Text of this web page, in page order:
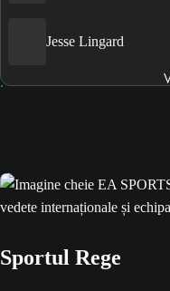
Jesse Lingard
Sportul Rege